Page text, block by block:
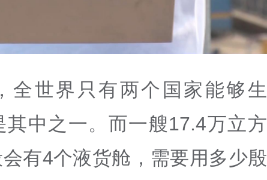
全世界只有两个国家能够生
其中之一。而一艘17.4万立方
有4个液货舱，需要用多少殷